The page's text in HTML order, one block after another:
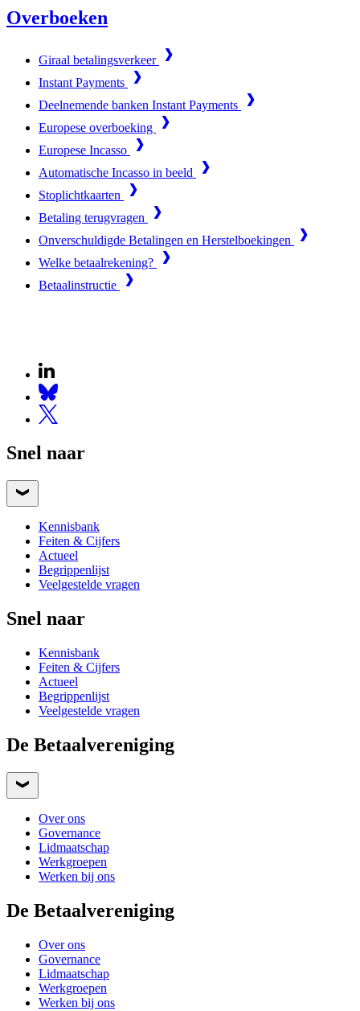
Overboeken
Giraal betalingsverkeer
Instant Payments
Deelnemende banken Instant Payments
Europese overboeking
Europese Incasso
Automatische Incasso in beeld
Stoplichtkaarten
Betaling terugvragen
Onverschuldigde Betalingen en Herstelboekingen
Welke betaalrekening?
Betaalinstructie
Snel naar
Kennisbank
Feiten & Cijfers
Actueel
Begrippenlijst
Veelgestelde vragen
Snel naar
Kennisbank
Feiten & Cijfers
Actueel
Begrippenlijst
Veelgestelde vragen
De Betaalvereniging
Over ons
Governance
Lidmaatschap
Werkgroepen
Werken bij ons
De Betaalvereniging
Over ons
Governance
Lidmaatschap
Werkgroepen
Werken bij ons